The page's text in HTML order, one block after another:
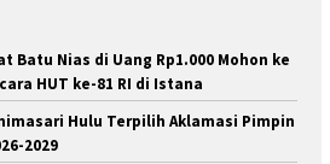
Batu Nias di Uang Rp1.000 Mohon ke
HUT ke-81 RI di Istana
Hulu Terpilih Aklamasi Pimpin
2029